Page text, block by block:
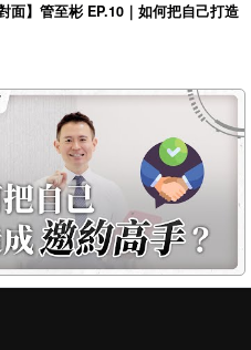
面】管至彬 EP.10｜如何把自己打造